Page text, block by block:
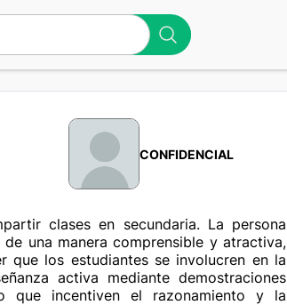
CONFIDENCIAL
clases en secundaria. La persona
una manera comprensible y atractiva,
que los estudiantes se involucren en la
activa mediante demostraciones
que incentiven el razonamiento y la